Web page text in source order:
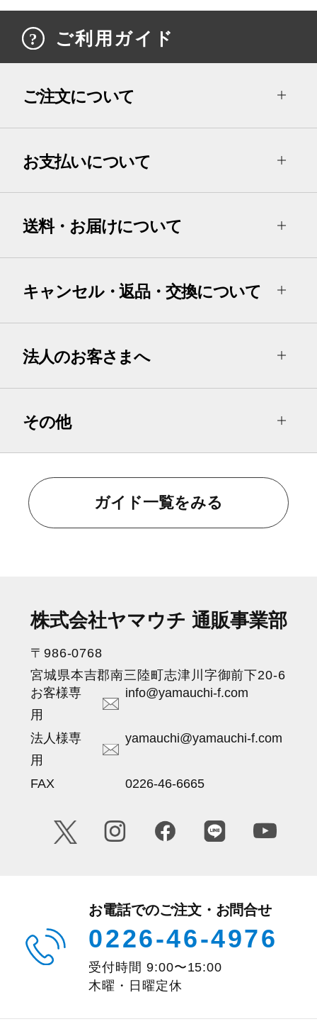
ご利用ガイド
ご注文について
お支払いについて
送料・お届けについて
キャンセル・返品・交換について
法人のお客さまへ
その他
ガイド一覧をみる
株式会社ヤマウチ 通販事業部
〒986-0768
宮城県本吉郡南三陸町志津川字御前下20-6
お客様専
用
info@yamauchi-f.com
法人様専
用
yamauchi@yamauchi-f.com
FAX 0226-46-6665
お電話でのご注文・お問合せ
0226-46-4976
受付時間 9:00〜15:00
木曜・日曜定休